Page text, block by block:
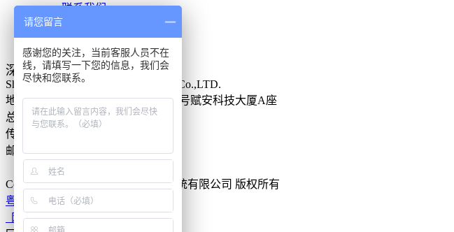
联系我们
投诉建议
深圳市赋安安全系统有限公司
Shenzhen Forsafe System Technology Co.,LTD.
地址：深圳市南山区高新南一道013号赋安科技大厦A座
总机：（ 0755 ）86315556
传真：（ 0755 ）86315559
邮编：330520
全国统一服务热线：
Copyright©2017 深圳市赋安安全系统有限公司 版权所有
粤ICP备11067334号
网站地图
请您留言
感谢您的关注，当前客服人员不在
线，请填写一下您的信息，我们会
尽快和您联系。